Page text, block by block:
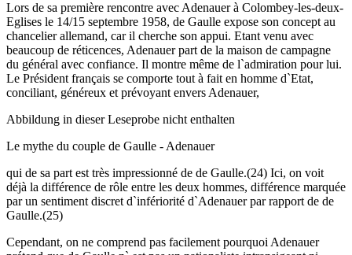
Lors de sa première rencontre avec Adenauer à Colombey-les-deux-
Eglises le 14/15 septembre 1958, de Gaulle expose son concept au
chancelier allemand, car il cherche son appui. Etant venu avec
beaucoup de réticences, Adenauer part de la maison de campagne
du général avec confiance. Il montre même de l`admiration pour lui.
Le Président français se comporte tout à fait en homme d`Etat,
conciliant, généreux et prévoyant envers Adenauer,
Abbildung in dieser Leseprobe nicht enthalten
Le mythe du couple de Gaulle - Adenauer
qui de sa part est très impressionné de de Gaulle.(24) Ici, on voit
déjà la différence de rôle entre les deux hommes, différence marquée
par un sentiment discret d`infériorité d`Adenauer par rapport de de
Gaulle.(25)
Cependant, on ne comprend pas facilement pourquoi Adenauer